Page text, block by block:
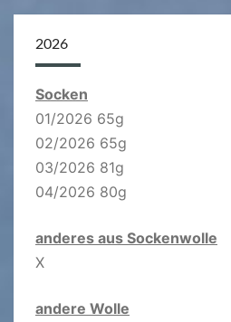
2026
Socken
01/2026 65g
02/2026 65g
03/2026 81g
04/2026 80g
anderes aus Sockenwolle
X
andere Wolle